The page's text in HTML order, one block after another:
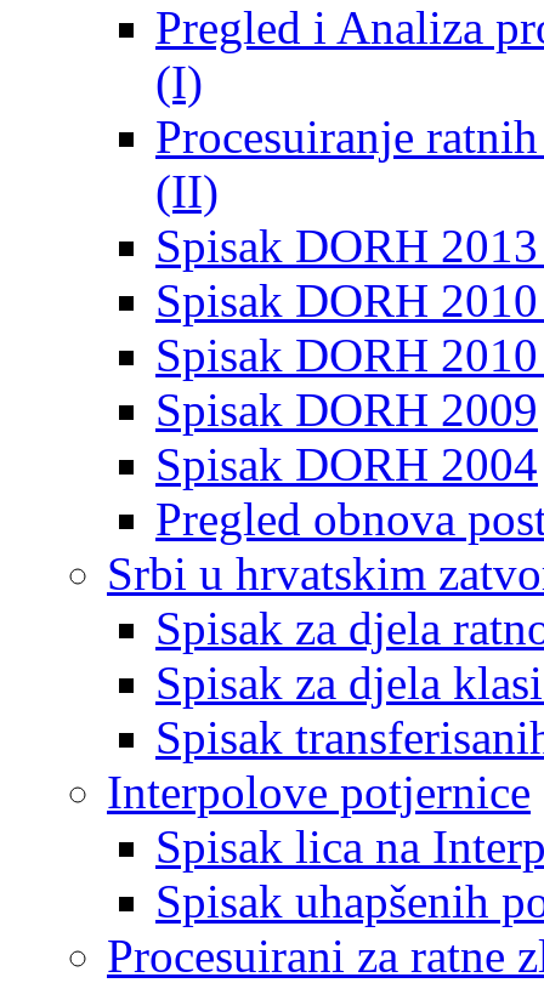
Pregled i Analiza
(I)
Procesuiranje
(II)
Spisak DORH
Spisak DORH
Spisak DORH
Spisak DORH 2009
Spisak DORH 2004
Pregled obnova
Srbi u hrvatskim
Spisak za djela
Spisak za djela
Spisak
Interpolove potjernice
Spisak lica na
Spisak uhapšenih
Procesuirani za ratne